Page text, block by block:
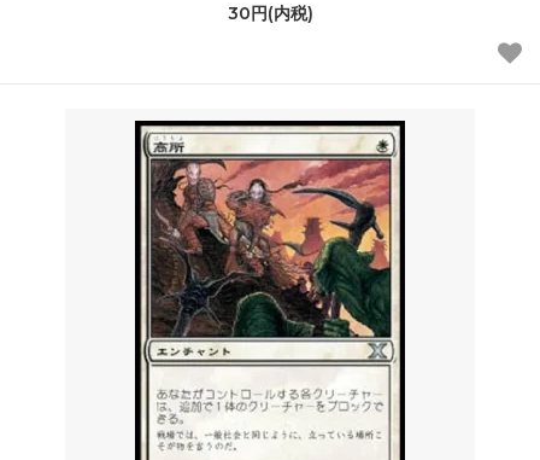
30円(内税)